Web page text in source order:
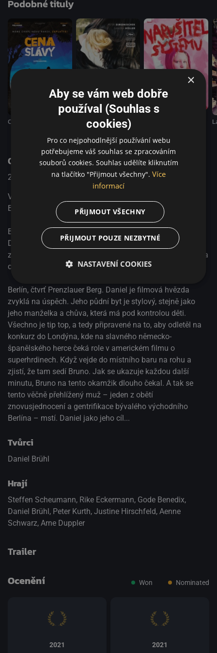
čeká role v americkém filmu o superhrdinech. Když vejde
ukazuje každou další minutu, Bruno na tento okamžik
dlouho čekal. A tak se tento věčně přehlížený muž – jeden
z obětí znovusjednocení a gentrifikace bývalého
východního Berlína – mstí. Daniel jako jeho cíl...
Podobné tituly
Cena slávy
Toni Erdmann Narušitel systému
O pořadu
2021 USA / Německo Komedie
V hospodě se potká Východní Berlín se Západním
Berlínem. Jeden se ptá druhého...
Během zdánlivě náhodného setkání je filmová hvězda
Daniel konfrontována s Brunem, jedním z poražených po
znovusjednocení a gentrifikace. Ví o Danielovi všechno – a
chce se pomstít. Daniel Brühl v jeho režijním debutu.
Berlín, čtvrť Prenzlauer Berg. Daniel je filmová hvězda
zvyklá na úspěch. Jeho půdní byt je stylový, stejně jako
jeho manželka a chůva, která má pod kontrolou děti.
Všechno je tip top, a tedy připravené na to, aby odletěl na
konkurz do Londýna, kde na slavného německo-
španělského herce čeká role v americkém filmu o
superhrdinech. Když vejde do místního baru na rohu a
zjistí, že tam sedí Bruno. Jak se ukazuje každou další
minutu, Bruno na tento okamžik dlouho čekal. A tak se
tento věčně přehlížený muž – jeden z obětí
znovusjednocení a gentrifikace bývalého východního
Berlína – mstí. Daniel jako jeho cíl...
Tvůrci
Daniel Brühl
Hrají
Steffen Scheumann, Rike Eckermann, Gode Benedix,
Daniel Brühl , Peter Kurth, Justine Hirschfeld, Aenne
Schwarz, Arne Duppler
Trailer
přepnout na HTML5 přehrávač
Ocenění Won Nominated
2021 2021
×
Aby se vám web dobře
používal (Souhlas s
cookies)
Pro co nejpohodlnější používání webu
potřebujeme váš souhlas se zpracováním
souborů cookies. Souhlas udělíte kliknutím
na tlačítko "Přijmout všechny". Více
informací
PŘIJMOUT VŠECHNY
PŘIJMOUT POUZE NEZBYTNÉ
NASTAVENÍ COOKIES